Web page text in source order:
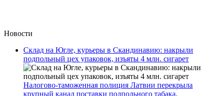
Новости
Склад на Югле, курьеры в Скандинавию: накрыли
подпольный цех упаковок, изъяты 4 млн. сигарет
Налогово-таможенная полиция Латвии перекрыла
крупный канал поставки подпольного табака,